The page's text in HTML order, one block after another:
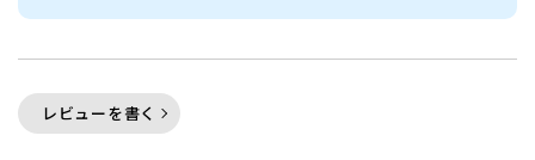
レビューを書く